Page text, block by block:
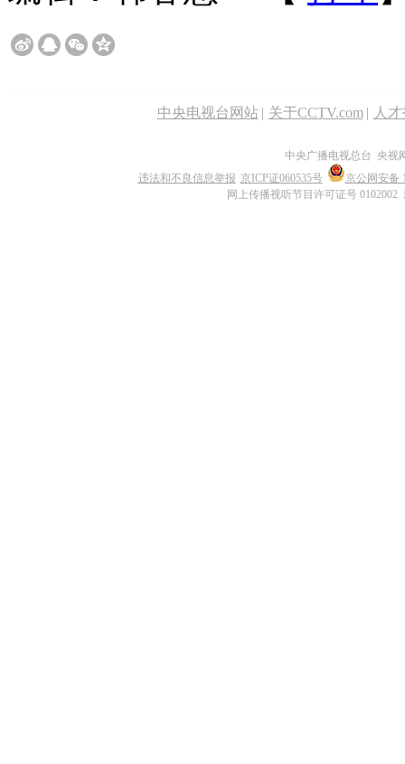
中央电视台网站 | 关于CCTV.com | 人
中央广播电视总台 央视
违法和不良信息举报 京ICP证060535号
京公网安备
网上传播视听节目许可证号 0102002